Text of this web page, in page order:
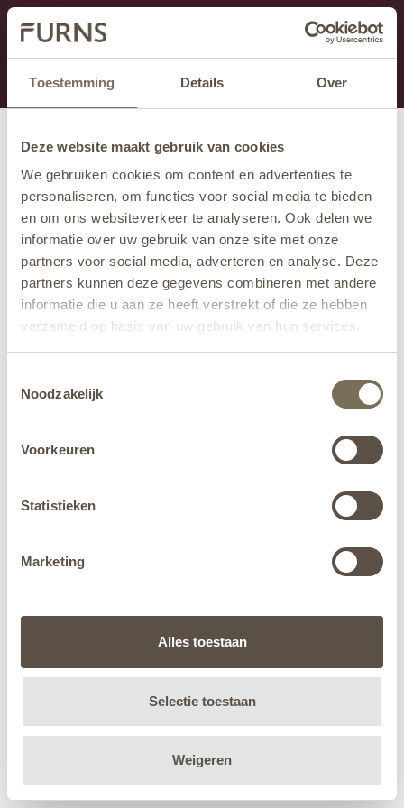
Toestemming Details Over
Deze website maakt gebruik van cookies
We gebruiken cookies om content en advertenties te
personaliseren, om functies voor social media te bieden
en om ons websiteverkeer te analyseren. Ook delen we
informatie over uw gebruik van onze site met onze
partners voor social media, adverteren en analyse. Deze
partners kunnen deze gegevens combineren met andere
informatie die u aan ze heeft verstrekt of die ze hebben
verzameld op basis van uw gebruik van hun services.
jehier.
Noodzakelijk
Voorkeuren
Statistieken
Marketing
Alles toestaan
Selectie toestaan
Weigeren
Dit onderdeel is momenteel in onderhoud.
Als je informatie mist kun je ons bellen +31 413 274
168 of mailen
info@furns.com